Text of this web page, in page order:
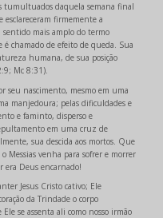
tumultuados daquela semana final
esclareceram firmemente a
sentido mais amplo do termo
é chamado de efeito de queda. Sua
humana, de sua posição
Mc 8:31).
seu nascimento, mesmo em uma
manjedoura; pelas dificuldades e
e faminto, disperso e
em uma cruz de
sua descida aos mortos. Que
Messias venha para sofrer e morrer
era Deus encarnado!
Jesus Cristo cativo; Ele
da Trindade o corpo
se assenta ali como nosso irmão